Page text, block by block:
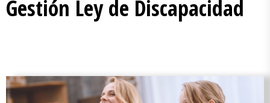
Gestión Ley de Discapacidad